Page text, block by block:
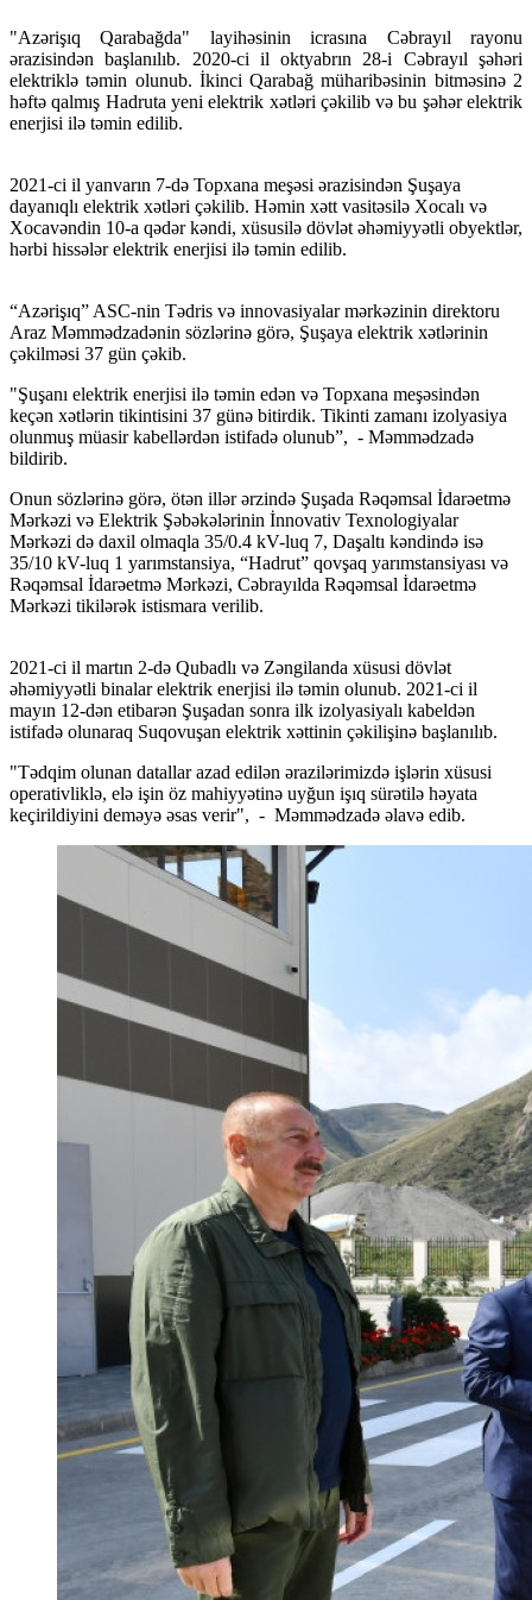
"Azərişıq Qarabağda" layihəsinin icrasına Cəbrayıl rayonu
ərazisindən başlanılıb. 2020-ci il oktyabrın 28-i Cəbrayıl şəhəri
elektriklə təmin olunub. İkinci Qarabağ müharibəsinin bitməsinə 2
həftə qalmış Hadruta yeni elektrik xətləri çəkilib və bu şəhər elektrik
enerjisi ilə təmin edilib.
2021-ci il yanvarın 7-də Topxana meşəsi ərazisindən Şuşaya
dayanıqlı elektrik xətləri çəkilib. Həmin xətt vasitəsilə Xocalı və
Xocavəndin 10-a qədər kəndi, xüsusilə dövlət əhəmiyyətli obyektlər,
hərbi hissələr elektrik enerjisi ilə təmin edilib.
“Azərişıq” ASC-nin Tədris və innovasiyalar mərkəzinin direktoru
Araz Məmmədzadənin sözlərinə görə, Şuşaya elektrik xətlərinin
çəkilməsi 37 gün çəkib.
"Şuşanı elektrik enerjisi ilə təmin edən və Topxana meşəsindən
keçən xətlərin tikintisini 37 günə bitirdik. Tikinti zamanı izolyasiya
olunmuş müasir kabellərdən istifadə olunub”, - Məmmədzadə
bildirib.
Onun sözlərinə görə, ötən illər ərzində Şuşada Rəqəmsal İdarəetmə
Mərkəzi və Elektrik Şəbəkələrinin İnnovativ Texnologiyalar
Mərkəzi də daxil olmaqla 35/0.4 kV-luq 7, Daşaltı kəndində isə
35/10 kV-luq 1 yarımstansiya, “Hadrut” qovşaq yarımstansiyası və
Rəqəmsal İdarəetmə Mərkəzi, Cəbrayılda Rəqəmsal İdarəetmə
Mərkəzi tikilərək istismara verilib.
2021-ci il martın 2-də Qubadlı və Zəngilanda xüsusi dövlət
əhəmiyyətli binalar elektrik enerjisi ilə təmin olunub. 2021-ci il
mayın 12-dən etibarən Şuşadan sonra ilk izolyasiyalı kabeldən
istifadə olunaraq Suqovuşan elektrik xəttinin çəkilişinə başlanılıb.
"Tədqim olunan datallar azad edilən ərazilərimizdə işlərin xüsusi
operativliklə, elə işin öz mahiyyətinə uyğun işıq sürətilə həyata
keçirildiyini deməyə əsas verir", - Məmmədzadə əlavə edib.